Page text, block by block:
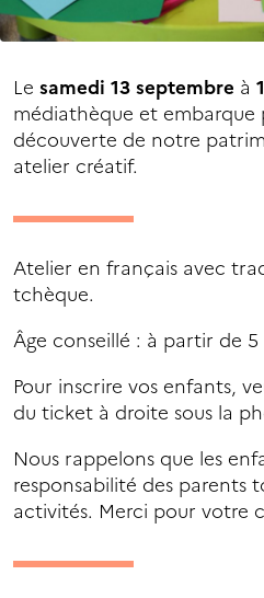
Le samedi 13 septembre à
médiathèque et embarque
découverte de notre
atelier créatif.
Atelier en français avec
tchèque.
Âge conseillé : à partir de 5
Pour inscrire vos enfants,
du ticket à droite sous la
Nous rappelons que les
responsabilité des parents
activités. Merci pour votre